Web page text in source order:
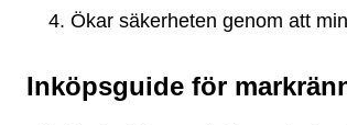
Ökar säkerheten genom att
Inköpsguide för